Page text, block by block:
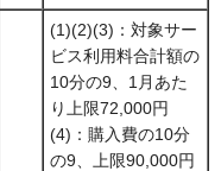
(1)(2)(3)：対象サー
ビス利用料合計額の
10分の9、1月あた
り上限72,000円
(4)：購入費の10分
の9、上限90,000円